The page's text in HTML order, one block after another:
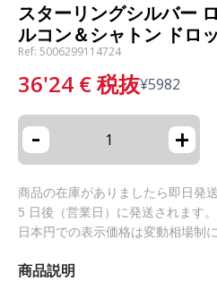
スターリングシルバー
ルコン＆シャトン ドロ
Ref: 5006299114724
36'24 €税抜¥5982
- +
商品の在庫がありましたら即日発
5 日後（営業日）に発送されます。
日本円での表示価格は変動相場制
商品説明